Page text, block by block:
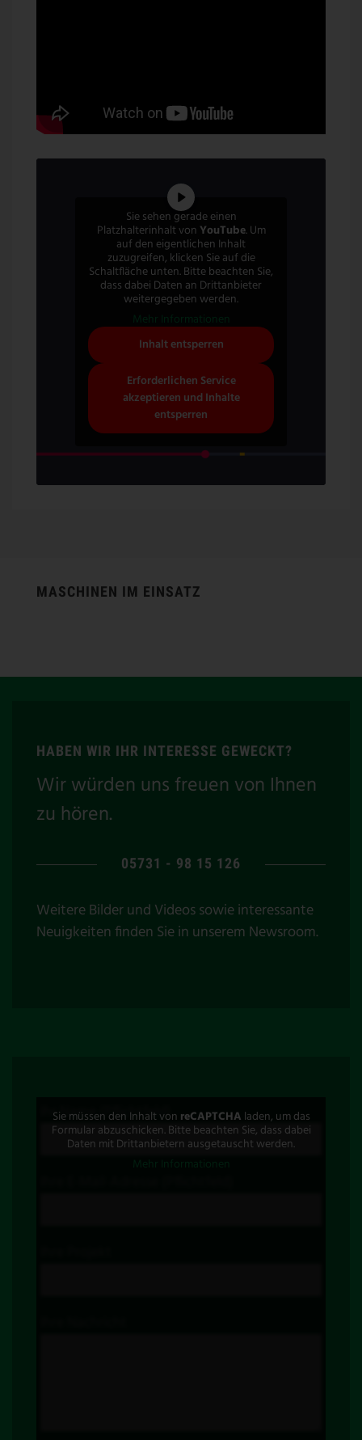
Sie sehen gerade einen
Platzhalterinhalt von YouTube. Um
auf den eigentlichen Inhalt
zuzugreifen, klicken Sie auf die
Schaltfläche unten. Bitte beachten Sie,
dass dabei Daten an Drittanbieter
weitergegeben werden.
Mehr Informationen
Inhalt entsperren
Erforderlichen Service
akzeptieren und Inhalte
entsperren
MASCHINEN IM EINSATZ
HABEN WIR IHR INTERESSE GEWECKT?
Wir würden uns freuen von Ihnen
zu hören.
05731 - 98 15 126
Weitere Bilder und Videos sowie interessante
Neuigkeiten finden Sie in unserem Newsroom.
Ihr Name (Pflichtfeld)
Sie müssen den Inhalt von reCAPTCHA laden, um das
Formular abzuschicken. Bitte beachten Sie, dass dabei
Daten mit Drittanbietern ausgetauscht werden.
Mehr Informationen